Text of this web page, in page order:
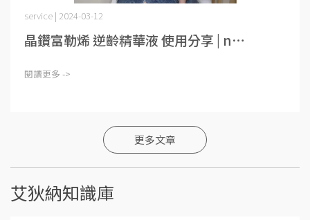
service | 2024-03-12
晶鑽富勒烯 逆齡精華液 使用分享 | n⋯
閱讀更多 ->
更多文章
艾狄納知識庫